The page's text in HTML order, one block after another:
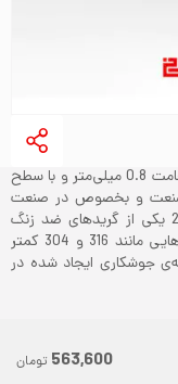
لوله استیل 201 یا 1.4372 با قطر 25 میلی‌متر، ضخامت 0.8 میلی‌متر و با سطح
صنعت و بخصوص در صنعت
ساخت و ساز کاربرد فراوانی دارد. لوله استیل 201 یکی از گریدهای ضد زنگ
آستنیتی است اما مقاومت به خوردگی آن از گریدهایی مانند 316 و 304 کمتر
جوشکاری ایجاد شده در
563,600 تومان